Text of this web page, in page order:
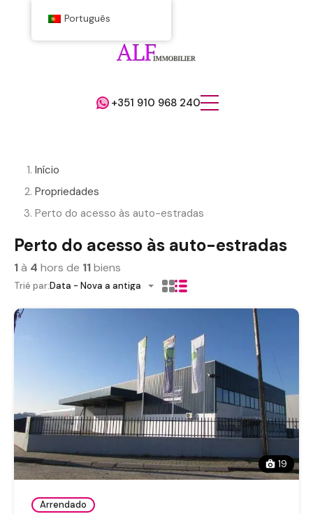
+351 910 968 240
Início
Propriedades
Perto do acesso às auto-estradas
Perto do acesso às auto-estradas
1à 4 hors de 11biens
Trié par:Data - Nova a antiga
19
Arrendado
Português